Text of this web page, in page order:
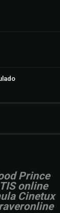
Prince
online
Cinetux